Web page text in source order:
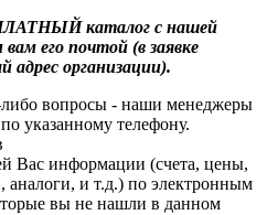
каталог с нашей
его почтой (в заявке
адрес организации).
вопросы - наши менеджеры
указанному телефону.
Вас информации (счета, цены,
аналоги, и т.д.) по электронным
вы не нашли в данном